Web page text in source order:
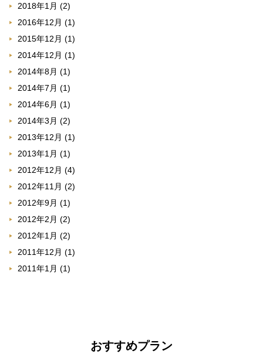
2018年1月 (2)
2016年12月 (1)
2015年12月 (1)
2014年12月 (1)
2014年8月 (1)
2014年7月 (1)
2014年6月 (1)
2014年3月 (2)
2013年12月 (1)
2013年1月 (1)
2012年12月 (4)
2012年11月 (2)
2012年9月 (1)
2012年2月 (2)
2012年1月 (2)
2011年12月 (1)
2011年1月 (1)
おすすめプラン